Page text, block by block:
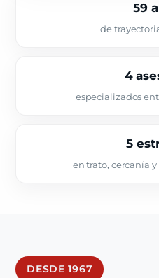
59
de
4
especializados
5
en trato, cercanía
DESDE 1967